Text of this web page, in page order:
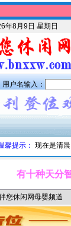
年8月9日 星期日
用户名输入：
馨提示： 现在是清
有十种天分
您休闲网母婴频